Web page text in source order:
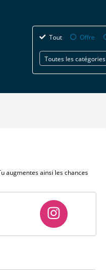
Tout Offre
Toutes les catégories
augmentes ainsi les chances